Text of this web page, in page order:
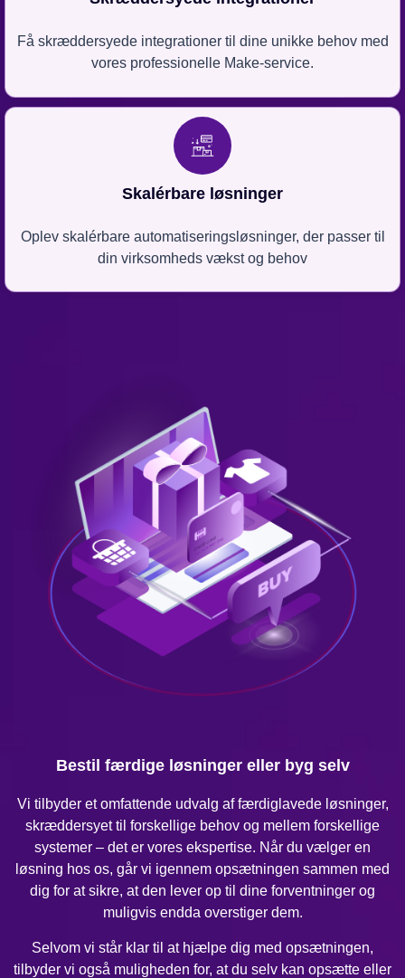
Få skræddersyede integrationer til dine unikke behov med
vores professionelle Make-service.
Skalérbare løsninger
Oplev skalérbare automatiseringsløsninger, der passer til
din virksomheds vækst og behov
Bestil færdige løsninger eller byg selv
Vi tilbyder et omfattende udvalg af færdiglavede løsninger,
skræddersyet til forskellige behov og mellem forskellige
systemer – det er vores ekspertise. Når du vælger en
løsning hos os, går vi igennem opsætningen sammen med
dig for at sikre, at den lever op til dine forventninger og
muligvis endda overstiger dem.
Selvom vi står klar til at hjælpe dig med opsætningen,
tilbyder vi også muligheden for, at du selv kan opsætte eller